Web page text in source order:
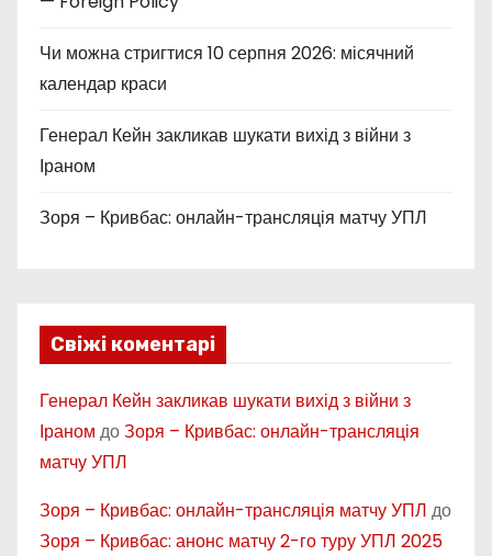
Чи можна стригтися 10 серпня 2026: місячний
календар краси
Генерал Кейн закликав шукати вихід з війни з
Іраном
Зоря – Кривбас: онлайн-трансляція матчу УПЛ
Свіжі коментарі
Генерал Кейн закликав шукати вихід з війни з
Іраном доЗоря – Кривбас: онлайн-трансляція
матчу УПЛ
Зоря – Кривбас: онлайн-трансляція матчу УПЛ до
Зоря – Кривбас: анонс матчу 2-го туру УПЛ 2025